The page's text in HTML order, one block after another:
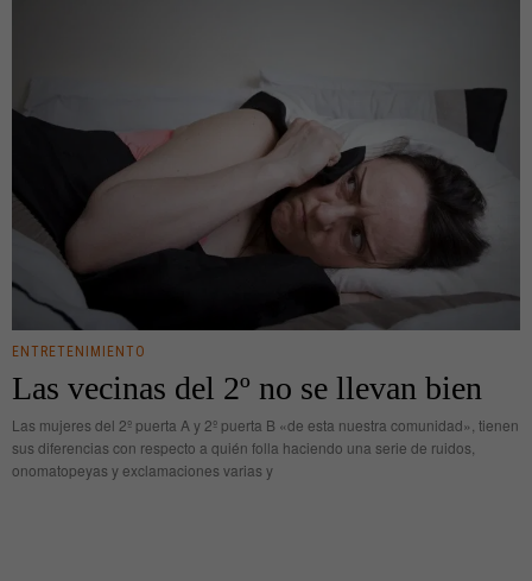
ENTRETENIMIENTO
Las vecinas del 2º no se llevan bien
Las mujeres del 2º puerta A y 2º puerta B «de esta nuestra comunidad», tienen
sus diferencias con respecto a quién folla haciendo una serie de ruidos,
onomatopeyas y exclamaciones varias y